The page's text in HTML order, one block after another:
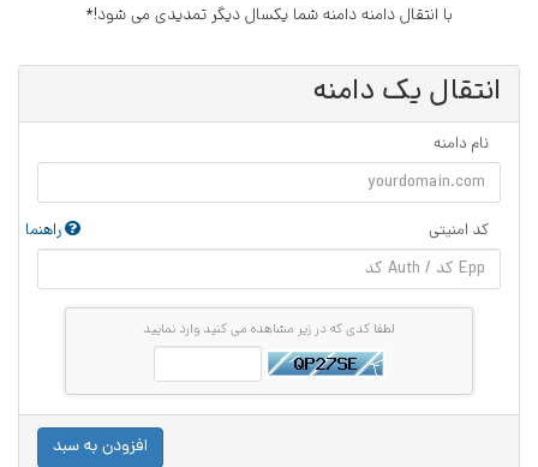
با انتقال دامنه دامنه شما یکسال دیگر تمدیدی می شود!*
انتقال یک دامنه
نام دامنه
کد امنیتی راهنما
لطفا کدی که در زیر مشاهده می کنید وارد نمایید
افزودن به سبد